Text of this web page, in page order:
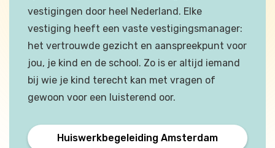
vestigingen door heel Nederland. Elke
vestiging heeft een vaste vestigingsmanager:
het vertrouwde gezicht en aanspreekpunt voor
jou, je kind en de school. Zo is er altijd iemand
bij wie je kind terecht kan met vragen of
gewoon voor een luisterend oor.
Huiswerkbegeleiding Amsterdam